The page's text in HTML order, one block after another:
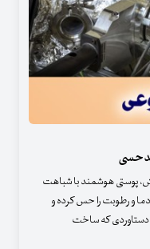
پوستی هوشمند با شباهت
دما و رطوبت را حس کرده و
دستاوردی که ساخت